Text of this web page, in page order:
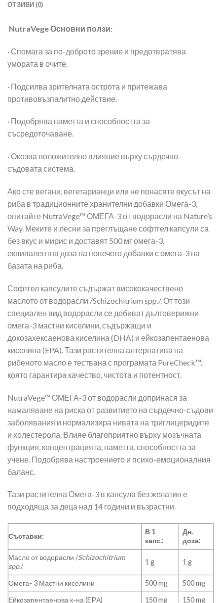
ОТЗИВИ (0)
NutraVege Основни ползи:
· Спомага за по-доброто зрение и предотвратява
умората в очите.
· Подсилва зрителната острота и притежава
противовъзпалитно действие.
· Подобрява паметта и способността за
съсредоточаване.
· Окозва положително влияние върху сърдечно-
съдовата система.
Ако сте вегани, вегетарианци или не понасяте вкусът на
риба в традиционните хранителни добавки Омега-3,
опитайте NutraVege™ ОМЕГА-3 от водорасли на Nature’s
Way. Меките и лесни за преглъщане софтгел капсули са
без вкус и мирис и доставят 500 мг омега-3,
еквивалентна доза на повечето добавки с омега-3 на
базата на риба.
Софтгел капсулите съдържат висококачествено
маслото от водорасли /Schizochitrium spp./. От този
специален вид водорасли се добиват дълговерижни
омега-3 мастни киселини, съдържащи и
докозахексаенова киселина (DHA) и ейкозапентаенова
киселина (EPA). Тази растителна алтернатива на
рибеното масло е тествана с програмата PureCheck™,
която гарантира качество, чистота и потентност.
NutraVege™ ОМЕГА-3 от водорасли допринася за
намаляване на риска от развитието на сърдечно-съдови
заболявания и нормализира нивата на триглицеридите
и холестерола. Влияе благоприятно върху мозъчната
функция, концентрацията, паметта, способността за
учене. Подобрява настроението и психо-емоционалния
баланс.
Тази растителна Омега-3 в капсула без желатин е
подходяща за деца над 14 години и възрастни.
Съставки:
В 1
капс.:
Дн.
доза:
Масло от водорасли /Schizochitrium
spp./
1 g 1 g
Омега- 3 Мастни киселини 500 mg
500 mg
Ейкозапентаенова к-на (EPА) 150 mg 150 mg